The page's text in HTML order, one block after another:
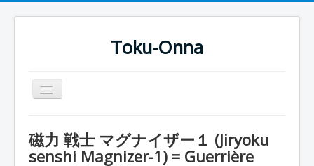
Toku-Onna
Basculer
la
Toku-Actrices
磁力 戦士 マグナイザー１ (Jiryoku
senshi Magnizer-1) = Guerrière